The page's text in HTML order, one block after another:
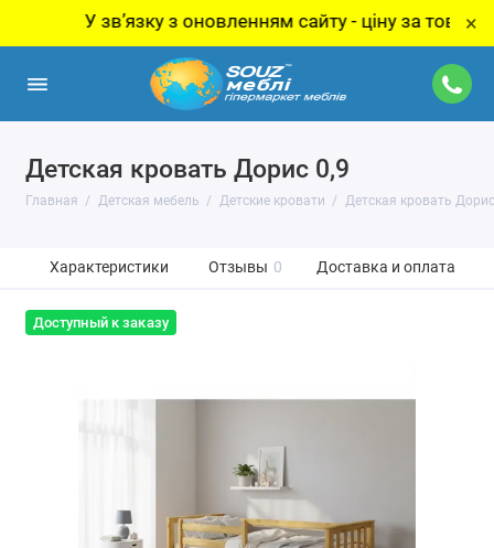
У звʼязку з оновленням сайту - ціну за товар ×
Детская кровать Дорис 0,9
Главная Детская мебель Детские кровати Детская кровать
Характеристики Отзывы 0 Доставка и оплата
Доступный к заказу